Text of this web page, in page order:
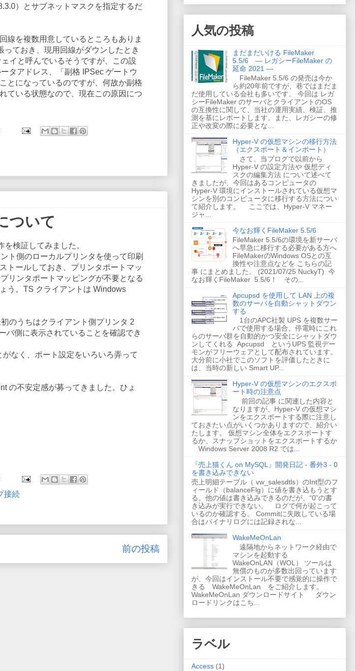
）とサブネットマスクを指定するだ
線を複数用意しているところもありま
ておき、現用回線がダウンしたとき
イと呼んでいるそうですが、この設
タアドレス、「副格 IPSec ゲートウ
とになっているのですが、何故か副格
ている状態なので、現在この原因につ
ついて
検証してみました。
ト側のローカルプリンタを使って印刷
トールしておき、プリンタポートマッ
リンタポートマッピングが不要となる
う。TS クライアントは Windows
のうちはクライアント側プリンタ 2
バ側に表示されていることを確認でき
なく、ポート設定をいろいろ弄って
の不安定感が募ってきました。ひょ
接続
前の投稿
人気の投稿
まだまだいける FileMaker
5.5/6 ― レガシーFileMaker の
延命 2021 ―
FileMaker 5.5/6 の発売は今か
ら約20年前ですが、巷ではまだま
だ使用している会社も多いです。 今回は レガ
シーFileMaker のサーバとクライアントのOS
の互換性に関して、当社の運用実績、検証、推
測を基にレポートします。また、レガシーの修
正や改変の際に必要とな...
Hyper-V の仮想マシンの移行方法
（エクスポート＆インポート）
さて、当ブログで以前から
Hyper-V の設定方法や 仮想ディ
スクの編集方法 について述べて
きましたが、今回はあるコンピュータの
Hyper-V 環境にインストールされている仮想マ
シンを別のコンピュータに移行する方法につい
て紹介します。 ここでは、Hyper-V マネー
ジャ...
今なお輝くFileMaker 5.5/6
FileMaker 5.5/6の環境を新サーバ
へ早急に移行する必要がある方へ
FileMakerのWindows OSとの互
換性や注意点などを こちらの記
事 にまとめました。 (2021/07/25 NuckyT) 今
なお輝くFileMaker 5.5/6！ その...
Apcupsd を使用して LAN 上の複
数のサーバを自動シャットダウン
する
1台のAPC社製 UPS を複数サー
バで使用する場合、停電時にこれ
らのサーバ群を自動的かつ安全にシャットダウ
ンしてくれる Apcupsd というUPS 監視デー
モンがフリーウェアとして配布されています。
大分前に小社でこのソフトを評価したときに
は、当時の新しい Smart UP...
Hyper-V の仮想マシンのエクスポ
ート時の注意点
前回の記事 に関連した内容と
なりますが、Hyper-V の仮想マシ
ンをエクスポートする際に注意し
ておきたい点がいくつかありますので、紹介い
たします。 仮想マシン全体をエクスポートす
るか、スナップショットをエクスポートするか
Windows Server 2008 R2 では...
『売上猫くん on MySQL』開発日記 - 番外3 - 0
を書き込みできない
売上明細テーブル（ vw_salesdtls）のInt型のフ
ィールド（balanceFlg）に値を書き込もうとす
る。他の値は書き込みできるのだが、“0”の書
き込みが実行できない。 ログで何が起こって
いるのか確認する。 Commitに失敗している場
合はバイナリログには記録されな...
WakeMeOnLan
遠隔地からネットワーク経由で
マシンを起動する
WakeOnLAN（WOL） ツールは
無償のものが多数出回っています
が、今回はインストール不要で感覚的に操作で
きる WakeMeOnLan をご紹介します。
WakeMeOnLan ダウンロードサイト ダウン
ロードリンクはこち...
ラベル
Access (1)